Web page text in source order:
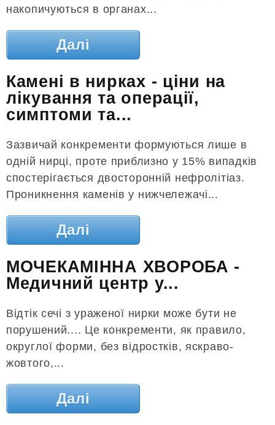
накопичуються в органах...
Далі
Камені в нирках - ціни на
лікування та операції,
симптоми та...
Зазвичай конкременти формуються лише в
одній нирці, проте приблизно у 15% випадків
спостерігається двосторонній нефролітіаз.
Проникнення каменів у нижчележачі...
Далі
МОЧЕКАМІННА ХВОРОБА -
Медичний центр у...
Відтік сечі з ураженої нирки може бути не
порушений.... Це конкременти, як правило,
округлої форми, без відростків, яскраво-
жовтого,...
Далі